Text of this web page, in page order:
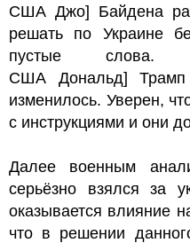
США Джо] Байдена
решать по Украине
пустые слова.
США Дональд] Трамп
изменилось. Уверен,
с инструкциями и они
Далее военным
серьёзно взялся за
оказывается влияние
что в решении